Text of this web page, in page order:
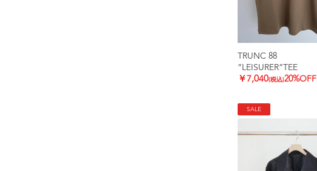
TRUNC 88
”LEISURER”TEE
￥7,040(税込)20%OFF
SALE